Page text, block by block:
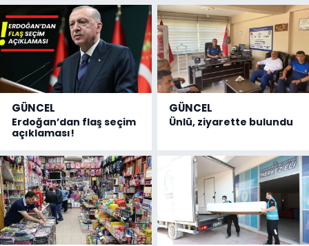
GÜNCEL
Erdoğan’dan flaş seçim
açıklaması!
GÜNCEL
Ünlü, ziyarette bulundu